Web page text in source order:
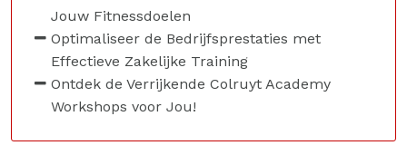
Jouw Fitnessdoelen
Optimaliseer de Bedrijfsprestaties met
Effectieve Zakelijke Training
Ontdek de Verrijkende Colruyt Academy
Workshops voor Jou!